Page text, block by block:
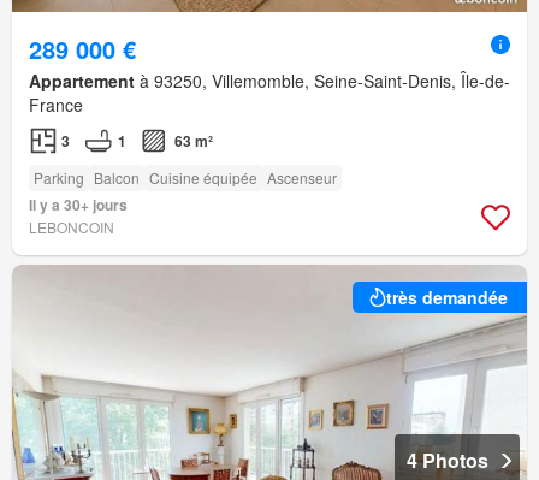
289 000 €
Appartement à 93250, Villemomble, Seine-Saint-Denis, Île-de-
France
3 1 63 m²
Parking Balcon Cuisine équipée Ascenseur
Il y a 30+ jours
LEBONCOIN
très demandée
4 Photos